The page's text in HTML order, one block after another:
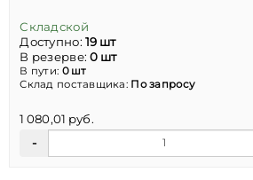
Складской
Доступно:19 шт
В резерве:0 шт
В пути: 0 шт
Склад поставщика: По запросу
1 080,01 руб.